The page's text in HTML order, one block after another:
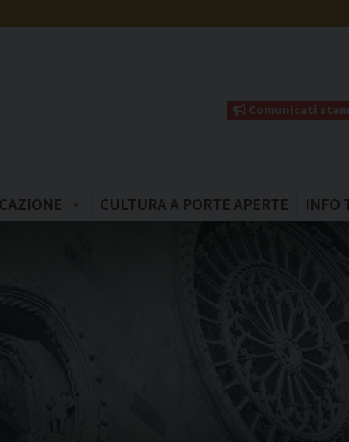
Comunicati
CULTURA A PORTE APERTE INFO